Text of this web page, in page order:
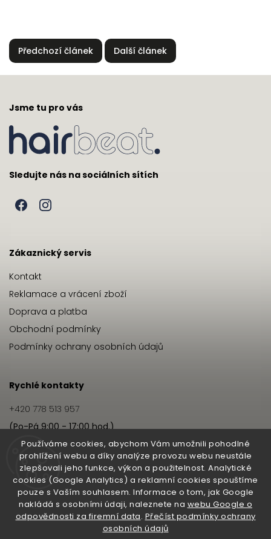
Používáme cookies, abychom Vám umožnili pohodlné
prohlížení webu a díky analýze provozu webu neustále
zlepšovali jeho funkce, výkon a použitelnost. Analytické
cookies (Google Analytics) a reklamní cookies spouštíme
pouze s Vaším souhlasem. Informace o tom, jak Google
nakládá s osobními údaji, naleznete na webu Google o
odpovědnosti za firemní data. Přečíst podmínky ochrany
osobních údajů
Předchozí článek Další článek
Jsme tu pro vás
Sledujte nás na sociálních sítích
Zákaznický servis
Kontakt
Reklamace a vrácení zboží
Doprava a platba
Obchodní podmínky
Podmínky ochrany osobních údajů
Rychlé kontakty
+420 778 513 957
(Po-Pá 9:00 - 17:00 hod.)
info@hairbeat.cz
Hairbeat
O nás
Pro salony